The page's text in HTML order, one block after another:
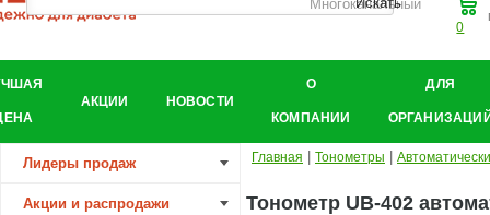
Многоканальный
0
АКЦИИ НОВОСТИ
О
КОМПАНИИ
ДЛЯ
Лидеры продаж
Акции и распродажи
Главная Тонометры
Тонометр UB-402